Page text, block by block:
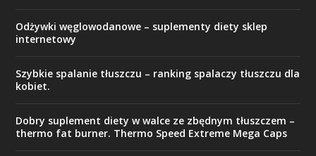
Odżywki węglowodanowe – suplementy diety sklep
internetowy
Szybkie spalanie tłuszczu – ranking spalaczy tłuszczu dla
kobiet.
Dobry suplement diety w walce ze zbędnym tłuszczem –
thermo fat burner. Thermo Speed Extreme Mega Caps